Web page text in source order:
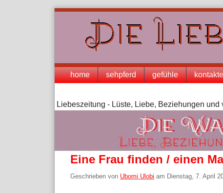
Navigation
home sehpferd gefühle kontakte
Liebeszeitung - Lüste, Liebe, Beziehungen und
Eine Frau finden / einen
Geschrieben von Ubomi Ulobi am Dienstag, 7. April